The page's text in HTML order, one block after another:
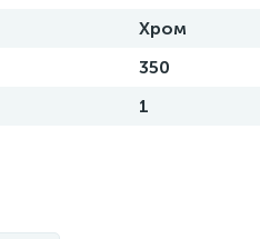
Хром
350
1